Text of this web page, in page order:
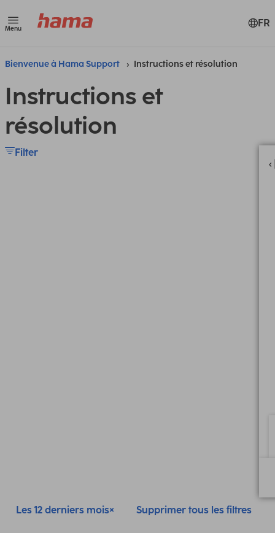
Menu FR
Bienvenue à Hama Support Instructions et résolution
Instructions et
résolution
Filter
Les 12 derniers mois Supprimer tous les filtres